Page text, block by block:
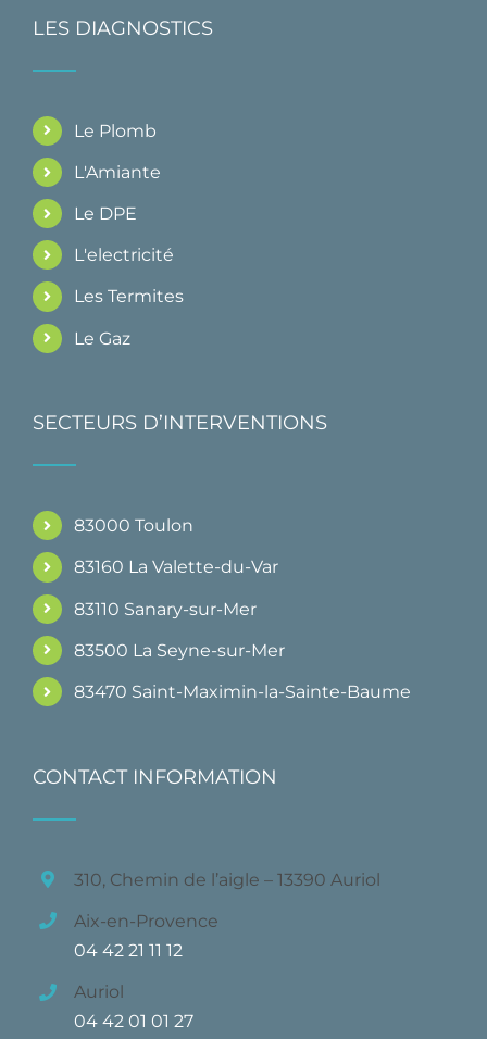
LES DIAGNOSTICS
Le Plomb
L'Amiante
Le DPE
L'electricité
Les Termites
Le Gaz
SECTEURS D’INTERVENTIONS
83000 Toulon
83160 La Valette-du-Var
83110 Sanary-sur-Mer
83500 La Seyne-sur-Mer
83470 Saint-Maximin-la-Sainte-Baume
CONTACT INFORMATION
310, Chemin de l’aigle – 13390 Auriol
Aix-en-Provence
04 42 21 11 12
Auriol
04 42 01 01 27